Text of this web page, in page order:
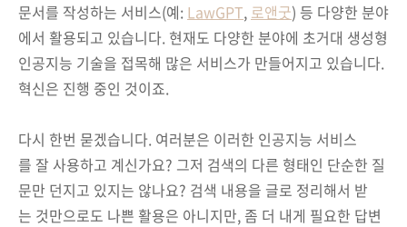
문서를 작성하는 서비스(예: LawGPT, 로앤굿) 등 다양한 분야
에서 활용되고 있습니다. 현재도 다양한 분야에 초거대 생성형
인공지능 기술을 접목해 많은 서비스가 만들어지고 있습니다.
혁신은 진행 중인 것이죠.
다시 한번 묻겠습니다. 여러분은 이러한 인공지능 서비스
를 잘 사용하고 계신가요? 그저 검색의 다른 형태인 단순한 질
문만 던지고 있지는 않나요? 검색 내용을 글로 정리해서 받
는 것만으로도 나쁜 활용은 아니지만, 좀 더 내게 필요한 답변